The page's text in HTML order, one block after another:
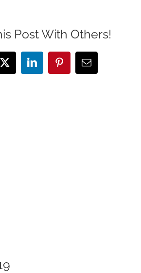
Post With Others!
X LinkedInPinterestEmail